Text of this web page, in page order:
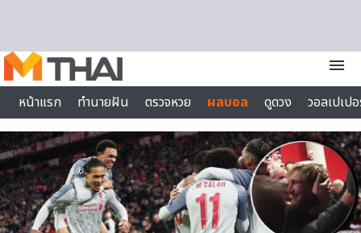
menu
หน้าแรก
ทำนายฝัน ตรวจหวย ผลบอล ดูดวง
วอลเปเป
ไลฟ์สไตล์